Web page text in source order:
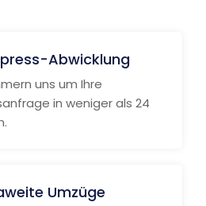
Abwicklung
uns um Ihre
in weniger als 24
Umzüge